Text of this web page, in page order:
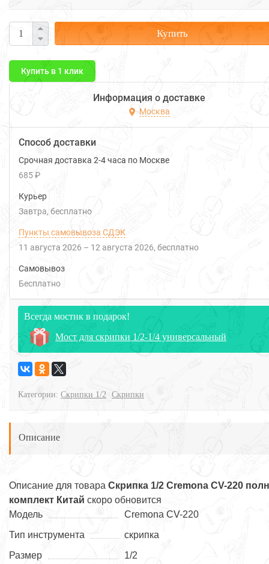
Купить
Купить в 1 клик
Информация о доставке
Москва
Способ доставки
Срочная доставка 2-4 часа по Москве
685 ₽
Курьер
Завтра
Бесплатно
Пункты самовывоза СДЭК
11 августа 2026 – 12 августа 2026 Бесплатно
Самовывоз
Бесплатно
Всегда мостик в подарок!
Мост для скрипки 1/2-1/4 универсальный
Категории: Скрипки 1/2 Скрипки
Описание
Описание для товара Скрипка 1/2 Cremona CV-220
комплект Китай скоро обновится
Модель
Cremona CV-220
Тип инструмента
скрипка
Размер
1/2